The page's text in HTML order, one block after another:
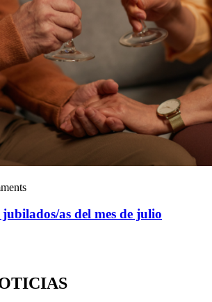
as del mes de julio